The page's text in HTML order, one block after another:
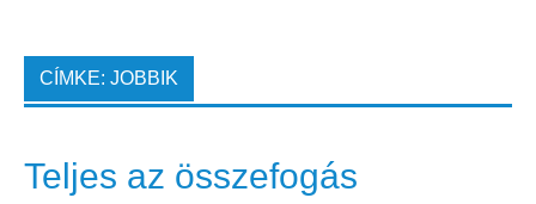
CÍMKE: JOBBIK
Teljes az összefogás